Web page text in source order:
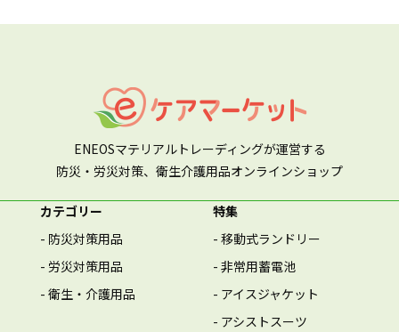
ENEOSマテリアルトレーディングが運営する
防災・労災対策、衛生介護用品オンラインショップ
カテゴリー
- 防災対策用品
- 労災対策用品
- 衛生・介護用品
特集
- 移動式ランドリー
- 非常用蓄電池
- アイスジャケット
- アシストスーツ